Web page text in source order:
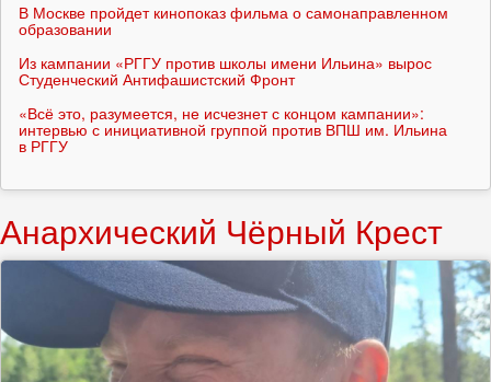
В Москве пройдет кинопоказ фильма о самонаправленном
образовании
Из кампании «РГГУ против школы имени Ильина» вырос
Студенческий Антифашистский Фронт
«Всё это, разумеется, не исчезнет с концом кампании»:
интервью с инициативной группой против ВПШ им. Ильина
в РГГУ
Анархический Чёрный Крест